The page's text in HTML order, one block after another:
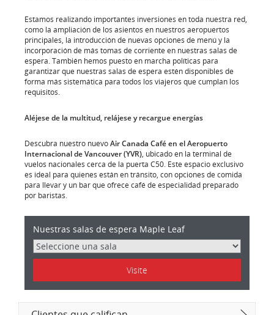
Estamos realizando importantes inversiones en toda nuestra red,
como la ampliación de los asientos en nuestros aeropuertos
principales, la introducción de nuevas opciones de menú y la
incorporación de más tomas de corriente en nuestras salas de
espera. También hemos puesto en marcha políticas para
garantizar que nuestras salas de espera estén disponibles de
forma más sistemática para todos los viajeros que cumplan los
requisitos.
Aléjese de la multitud, relájese y recargue energías
Descubra nuestro nuevoAir Canada Café en el Aeropuerto
Internacional de Vancouver (YVR), ubicado en la terminal de
vuelos nacionales cerca de la puerta C50. Este espacio exclusivo
es ideal para quienes están en tránsito, con opciones de comida
para llevar y un bar que ofrece café de especialidad preparado
por baristas.
Características
de
las
Salas
de
Maple
Leaf
Nuestras salas de espera Maple Leaf
Visite